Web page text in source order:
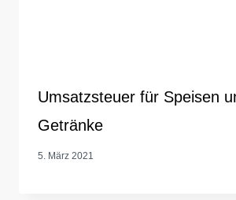
Umsatzsteuer für Speisen
Getränke
5. März 2021